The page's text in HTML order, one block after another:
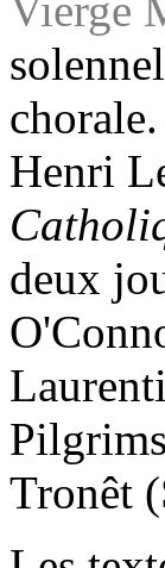
Henri
deux
Tronêt